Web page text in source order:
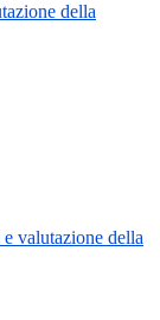
della
valutazione della